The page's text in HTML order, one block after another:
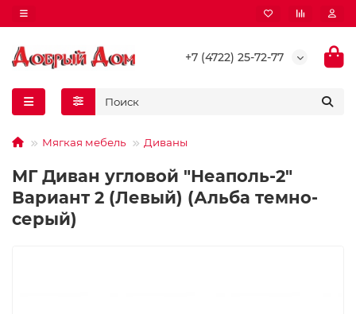
+7 (4722) 25-72-77
Мягкая мебель Диваны
МГ Диван угловой "Неаполь-2"
Вариант 2 (Левый) (Альба темно-
серый)